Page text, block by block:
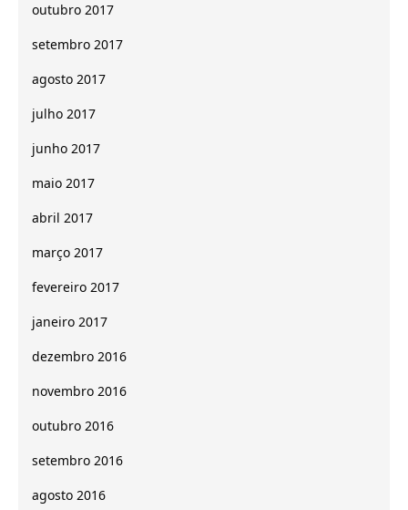
outubro 2017
setembro 2017
agosto 2017
julho 2017
junho 2017
maio 2017
abril 2017
março 2017
fevereiro 2017
janeiro 2017
dezembro 2016
novembro 2016
outubro 2016
setembro 2016
agosto 2016